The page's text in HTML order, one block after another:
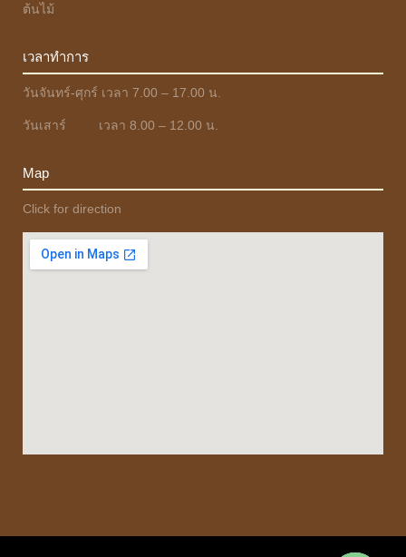
ต้นไม้
เวลาทำการ
วันจันทร์-ศุกร์ เวลา 7.00 – 17.00 น.
วันเสาร์ เวลา 8.00 – 12.00 น.
Map
Click for direction